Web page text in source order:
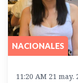
NACIONALES
11:20 AM 21 may.